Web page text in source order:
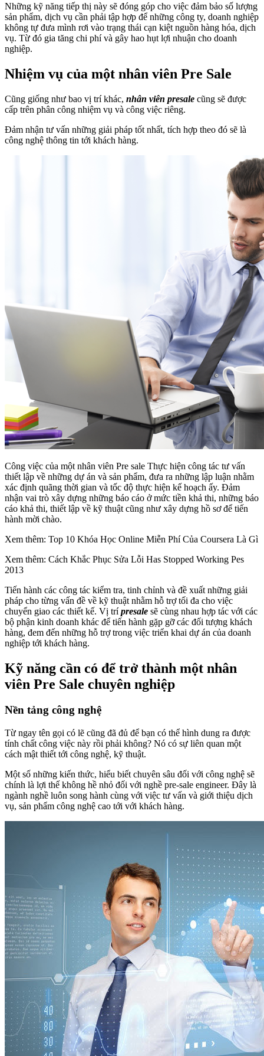
Những kỹ năng tiếp thị này sẽ đóng góp cho việc đảm bảo số lượng
sản phẩm, dịch vụ cần phải tập hợp để những công ty, doanh nghiệp
không tự đưa mình rơi vào trạng thái cạn kiệt nguồn hàng hóa, dịch
vụ. Từ đó gia tăng chi phí và gây hao hụt lợi nhuận cho doanh
nghiệp.
Nhiệm vụ của một nhân viên Pre Sale
Cũng giống như bao vị trí khác, nhân viên presale cũng sẽ được
cấp trên phân công nhiệm vụ và công việc riêng.
Đảm nhận tư vấn những giải pháp tốt nhất, tích hợp theo đó sẽ là
công nghệ thông tin tới khách hàng.
Công việc của một nhân viên Pre sale Thực hiện công tác tư vấn
thiết lập về những dự án và sản phẩm, đưa ra những lập luận nhằm
xác định quãng thời gian và tốc độ thực hiện kế hoạch ấy. Đảm
nhận vai trò xây dựng những báo cáo ở mức tiền khả thi, những báo
cáo khả thi, thiết lập về kỹ thuật cũng như xây dựng hồ sơ để tiến
hành mời chào.
Xem thêm: Top 10 Khóa Học Online Miễn Phí Của Coursera Là Gì
Xem thêm: Cách Khắc Phục Sửa Lỗi Has Stopped Working Pes
2013
Tiến hành các công tác kiểm tra, tinh chỉnh và đề xuất những giải
pháp cho từng vấn đề về kỹ thuật nhằm hỗ trợ tối đa cho việc
chuyển giao các thiết kế. Vị trípresale sẽ cùng nhau hợp tác với các
bộ phận kinh doanh khác để tiến hành gặp gỡ các đối tượng khách
hàng, đem đến những hỗ trợ trong việc triển khai dự án của doanh
nghiệp tới khách hàng.
Kỹ năng cần có để trở thành một nhân
viên Pre Sale chuyên nghiệp
Nền tảng công nghệ
Từ ngay tên gọi có lẽ cũng đã đủ để bạn có thể hình dung ra được
tính chất công việc này rồi phải không? Nó có sự liên quan một
cách mật thiết tới công nghệ, kỹ thuật.
Một số những kiến thức, hiểu biết chuyên sâu đối với công nghệ sẽ
chính là lợi thế không hề nhỏ đối với nghề pre-sale engineer. Đây là
ngành nghề luôn song hành cùng với việc tư vấn và giới thiệu dịch
vụ, sản phẩm công nghệ cao tới với khách hàng.